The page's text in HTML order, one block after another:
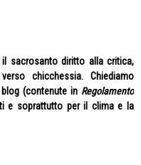
sacrosanto diritto alla critica,
chicchessia. Chiediamo
(contenute in Regolamento
e soprattutto per il clima e la